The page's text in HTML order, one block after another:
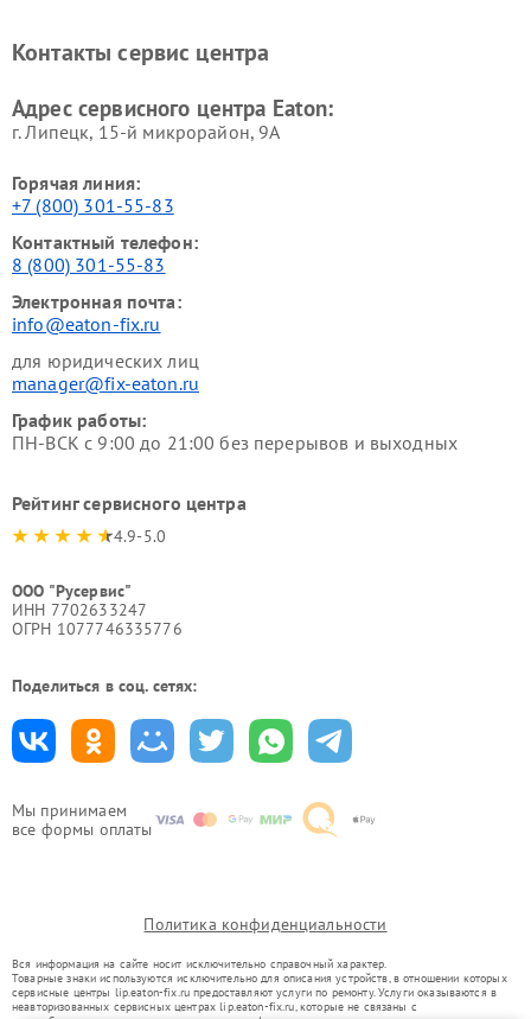
Мы принимаем
все формы оплаты
Контакты сервис центра
Адрес сервисного центра Eaton:
г. Липецк, 15-й микрорайон, 9А
Горячая линия:
+7 (800) 301-55-83
Контактный телефон:
8 (800) 301-55-83
Электронная почта:
info@eaton-fix.ru
для юридических лиц
manager@fix-eaton.ru
График работы:
ПН-ВСК с 9:00 до 21:00 без перерывов и выходных
Рейтинг сервисного центра
4.9-5.0
ООО "Русервис"
ИНН 7702633247
ОГРН 1077746335776
Поделиться в соц. сетях:
Политика конфиденциальности
Вся информация на сайте носит исключительно справочный характер.
Товарные знаки используются исключительно для описания устройств, в отношении которых
сервисные центры lip.eaton-fix.ru предоставляют услуги по ремонту. Услуги оказываются в
неавторизованных сервисных центрах lip.eaton-fix.ru, которые не связаны с